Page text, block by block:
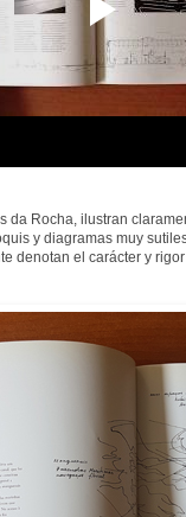
da Rocha, ilustran
y diagramas muy
denotan el carácter y rigor